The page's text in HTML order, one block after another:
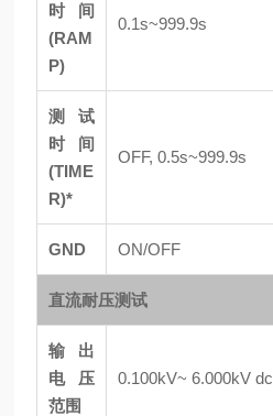
时间
(RAM
P)
0.1s~999.9s
测试
时间
(TIME
R)*
OFF, 0.5s~999.9s
GND ON/OFF
直流耐压测试
输出
电压
范围
0.100kV~ 6.000kV dc